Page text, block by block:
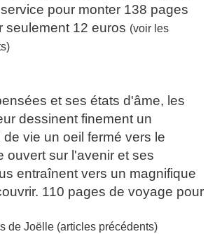
pour monter 138 pages
seulement 12 euros (voir les
et ses états d'âme, les
dessinent finement un
vie un oeil fermé vers le
ouvert sur l'avenir et ses
entraînent vers un magnifique
110 pages de voyage pour
de Joëlle (articles précédents)